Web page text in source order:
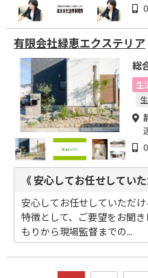
有限会社緑恵エクステリア
総
生
《 安心してお任せしてい
安心してお任せしていただ
特徴として、ご要望をお聞
もりから現場監督までの...